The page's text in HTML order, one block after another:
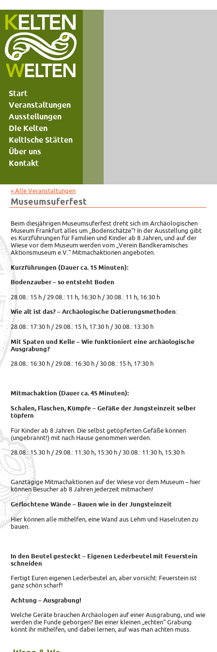
Start
Veranstaltungen
Ausstellungen
Die Kelten
Keltische Stätten
Über uns
Kontakt
« Alle Veranstaltungen
Museumsuferfest
Beim diesjährigen Museumsuferfest dreht sich im Archäologischen
Museum Frankfurt alles um „Bodenschätze“! In der Ausstellung gibt
es Kurzführungen für Familien und Kinder ab 8 Jahren, und auf der
Wiese vor dem Museum werden vom „Verein Bandkeramisches
Aktionsmuseum e.V.“ Mitmachaktionen angeboten.
Kurzführungen (Dauer ca. 15 Minuten):
Bodenzauber – so entsteht Boden
28.08.: 15 h / 29.08.: 11 h, 16:30 h / 30.08.: 11 h, 16:30 h
Wie alt ist das? – Archäologische Datierungsmethoden:
28.08.: 17:30 h / 29.08.: 15 h, 17:30 h / 30.08.: 13:30 h
Mit Spaten und Kelle – Wie funktioniert eine archäologische
Ausgrabung?
28.08.: 16:30 h / 29.08.: 16:30 h / 30.08.: 15 h, 17:30 h
Mitmachaktion (Dauer ca. 45 Minuten):
Schalen, Flaschen, Kümpfe – Gefäße der Jungsteinzeit selber
töpfern
Für Kinder ab 8 Jahren. Die selbst getöpferten Gefäße können
(ungebrannt!) mit nach Hause genommen werden.
28.08.: 15.30 h / 29.08.: 11:30 h, 15:30 h / 30.08.: 11:30 h, 15:30 h
Ganztägige Mitmachaktionen auf der Wiese vor dem Museum – hier
können Besucher ab 8 Jahren jederzeit mitmachen!
Geflochtene Wände – Bauen wie in der Jungsteinzeit
Hier können alle mithelfen, eine Wand aus Lehm und Haselruten zu
bauen.
In den Beutel gesteckt – Eigenen Lederbeutel mit Feuerstein
schneiden
Fertigt Euren eigenen Lederbeutel an, aber vorsicht: Feuerstein ist
ganz schön scharf!
Achtung – Ausgrabung!
Welche Geräte brauchen Archäologen auf einer Ausgrabung, und wie
werden die Funde geborgen? Bei einer kleinen „echten“ Grabung
könnt ihr mithelfen, und dabei lernen, auf was man achten muss.